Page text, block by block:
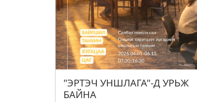
"ЭРТЭЧ УНШЛАГА"-Д УРЬЖ
БАЙНА